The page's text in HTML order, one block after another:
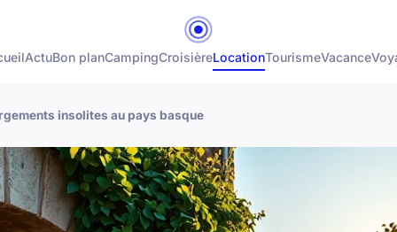
ActuBon planCampingCroisièreLocationTourismeVacance
insolites au pays basque